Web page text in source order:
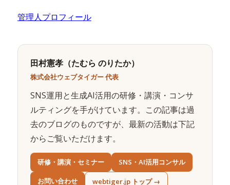
管理人プロフィール
田村憲孝（たむら のりたか）
株式会社ウェブタイガー 代表
SNS運用と生成AI活用の研修・講演・コンサ
ルティングを手がけています。この記事は過
去のブログのものですが、最新の活動は下記
からご覧いただけます。
研修・講演・セミナー SNS・AI活用コンサル
お問い合わせ webtiger.jp トップ →